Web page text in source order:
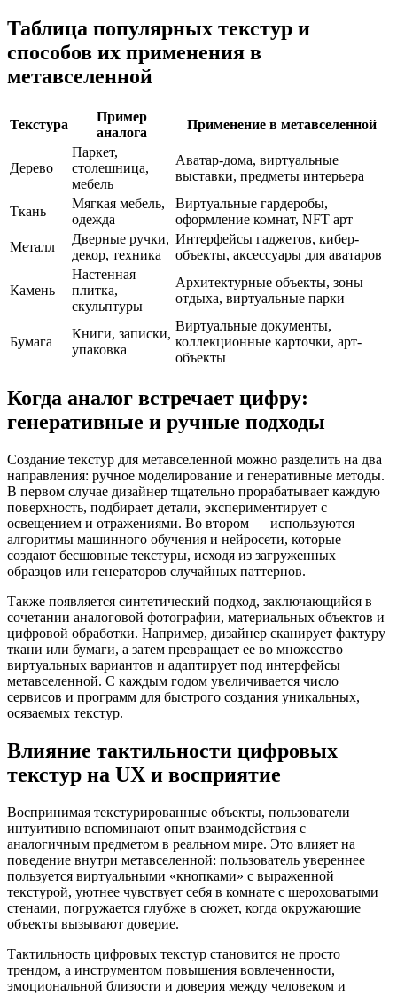
Таблица популярных текстур и
способов их применения в
метавселенной
Текстура
Пример
аналога
Применение в метавселенной
Дерево
Паркет,
столешница,
мебель
Аватар-дома, виртуальные
выставки, предметы интерьера
Ткань
Мягкая мебель,
одежда
Виртуальные гардеробы,
оформление комнат, NFT арт
Металл
Дверные ручки,
декор, техника
Интерфейсы гаджетов, кибер-
объекты, аксессуары для аватаров
Камень
Настенная
плитка,
скульптуры
Архитектурные объекты, зоны
отдыха, виртуальные парки
Бумага
Книги, записки,
упаковка
Виртуальные документы,
коллекционные карточки, арт-
объекты
Когда аналог встречает цифру:
генеративные и ручные подходы
Создание текстур для метавселенной можно разделить на два
направления: ручное моделирование и генеративные методы.
В первом случае дизайнер тщательно прорабатывает каждую
поверхность, подбирает детали, экспериментирует с
освещением и отражениями. Во втором — используются
алгоритмы машинного обучения и нейросети, которые
создают бесшовные текстуры, исходя из загруженных
образцов или генераторов случайных паттернов.
Также появляется синтетический подход, заключающийся в
сочетании аналоговой фотографии, материальных объектов и
цифровой обработки. Например, дизайнер сканирует фактуру
ткани или бумаги, а затем превращает ее во множество
виртуальных вариантов и адаптирует под интерфейсы
метавселенной. С каждым годом увеличивается число
сервисов и программ для быстрого создания уникальных,
осязаемых текстур.
Влияние тактильности цифровых
текстур на UX и восприятие
Воспринимая текстурированные объекты, пользователи
интуитивно вспоминают опыт взаимодействия с
аналогичным предметом в реальном мире. Это влияет на
поведение внутри метавселенной: пользователь увереннее
пользуется виртуальными «кнопками» с выраженной
текстурой, уютнее чувствует себя в комнате с шероховатыми
стенами, погружается глубже в сюжет, когда окружающие
объекты вызывают доверие.
Тактильность цифровых текстур становится не просто
трендом, а инструментом повышения вовлеченности,
эмоциональной близости и доверия между человеком и